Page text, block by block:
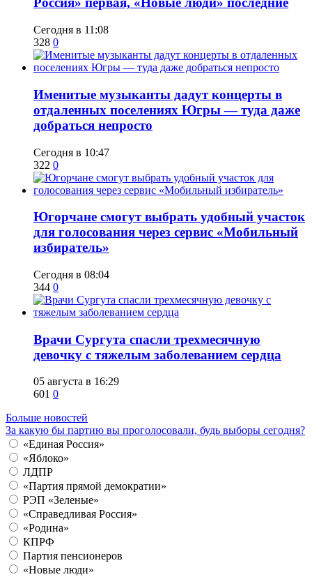
Сегодня в 11:08
328 0
Именитые музыканты дадут концерты в
отдаленных поселениях Югры — туда даже
добраться непросто
Сегодня в 10:47
322 0
Югорчане смогут выбрать удобный участок
для голосования через сервис «Мобильный
избиратель»
Сегодня в 08:04
344 0
​Врачи Сургута спасли трехмесячную
девочку с тяжелым заболеванием сердца
05 августа в 16:29
601 0
Больше новостей
За какую бы партию вы проголосовали, будь выборы сегодня?
«Единая Россия»
«Яблоко»
ЛДПР
«Партия прямой демократии»
РЭП «Зеленые»
«Справедливая Россия»
«Родина»
КПРФ
Партия пенсионеров
«Новые люди»